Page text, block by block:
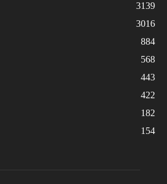
3139
3016
884
568
443
422
182
154